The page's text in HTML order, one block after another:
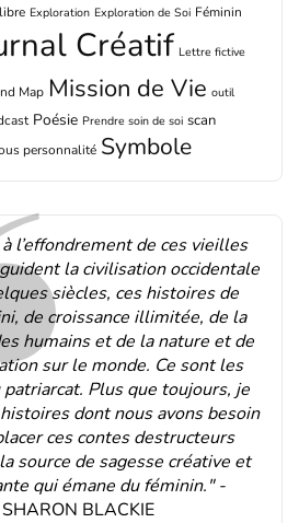
Exploration Exploration de Soi Féminin
Créatif Lettre fictive
Map Mission de Vie outil
Poésie Prendre soin de soi scan
personnalité Symbole
l’effondrement de ces vieilles
la civilisation occidentale
siècles, ces histoires de
de croissance illimitée, de la
humains et de la nature et de
sur le monde. Ce sont les
Plus que toujours, je
dont nous avons besoin
ces contes destructeurs
source de sagesse créative et
qui émane du féminin." -
SHARON BLACKIE